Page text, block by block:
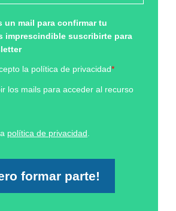
un mail para confirmar tu
imprescindible suscribirte para
la política de privacidad*
los mails para acceder al recurso
política de privacidad.
formar parte!